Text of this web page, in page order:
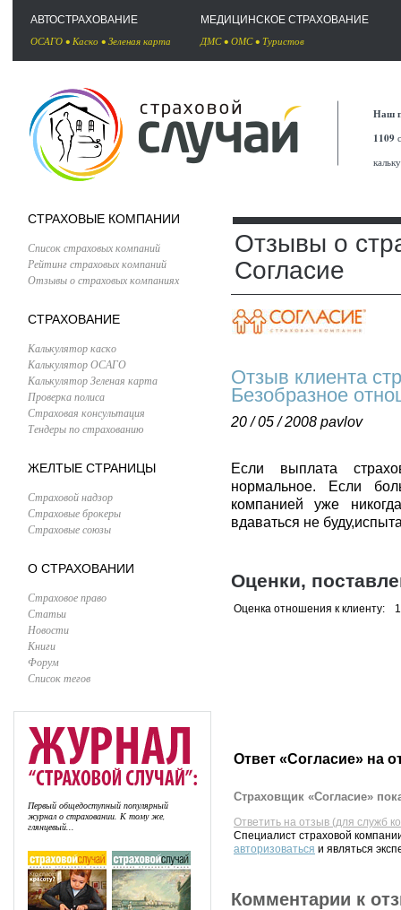
АВТОСТРАХОВАНИЕ
ОСАГО • Каско • Зеленая карта
МЕДИЦИНСКОЕ СТРАХОВАНИЕ
ДМС• ОМС• Туристов
Наш
1109
СТРАХОВЫЕ КОМПАНИИ
Список страховых компаний
Рейтинг страховых компаний
Отзывы о страховых компаниях
СТРАХОВАНИЕ
Калькулятор каско
Калькулятор ОСАГО
Калькулятор Зеленая карта
Проверка полиса
Страховая консультация
Тендеры по страхованию
ЖЕЛТЫЕ СТРАНИЦЫ
Страховой надзор
Страховые брокеры
Страховые союзы
О СТРАХОВАНИИ
Страховое право
Статьи
Новости
Книги
Форум
Список тегов
Первый общедоступный популярный
журнал о страховании. К тому же,
глянцевый...
Отзывы о
Согласие
Отзыв клиента
Безобразное
20 / 05 / 2008 pavlov
Если выплата
нормальное. Если
компанией уже
вдаваться не
Оценки,
Оценка отношения к клиенту: 1
Ответ «Согласие» на
Страховщик «Согласие»
Ответить на отзыв (для служб
Специалист страховой
авторизоваться и являться
Комментарии к